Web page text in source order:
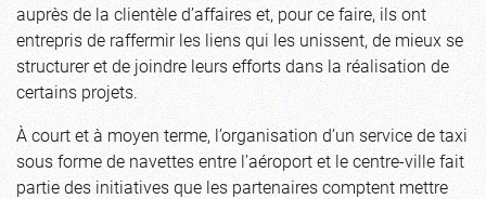
auprès de la clientèle d’affaires et, pour ce faire, ils ont
entrepris de raffermir les liens qui les unissent, de mieux se
structurer et de joindre leurs efforts dans la réalisation de
certains projets.
À court et à moyen terme, l’organisation d’un service de taxi
sous forme de navettes entre l’aéroport et le centre-ville fait
partie des initiatives que les partenaires comptent mettre